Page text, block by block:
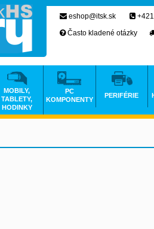
eshop@itsk.sk
Často kladené otázky
MOBILY,
TABLETY,
HODINKY
PC
KOMPONENTY
PERIFÉRIE